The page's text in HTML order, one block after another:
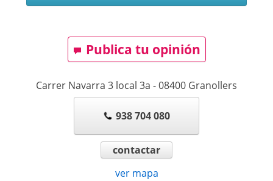
Publica tu opinión
Carrer Navarra 3 local 3a -08400 Granollers
938 704 080
contactar
ver mapa